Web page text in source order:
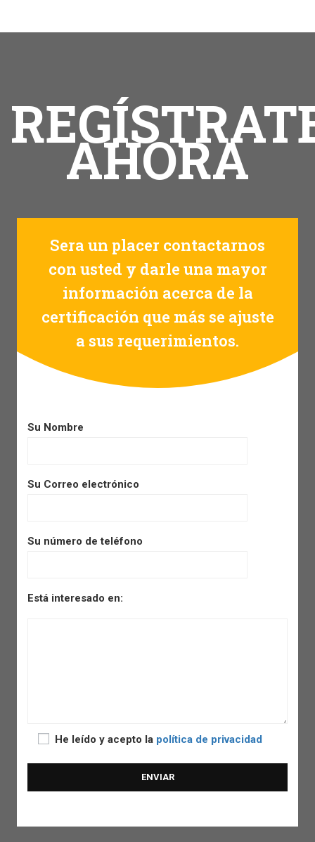
AHORA
Sera un placer contactarnos
con usted y darle una mayor
información acerca de la
certificación que más se ajuste
a sus requerimientos.
Su Nombre
Su Correo electrónico
Su número de teléfono
Está interesado en:
He leído y acepto la política de privacidad